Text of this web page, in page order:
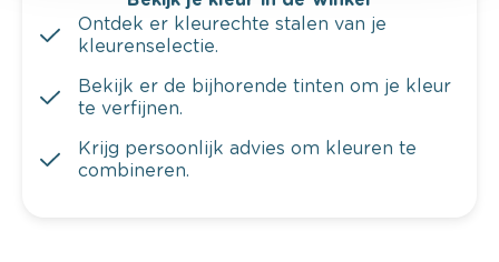
Ontdek er kleurechte stalen van je
kleurenselectie.
Bekijk er de bijhorende tinten om je kleur
te verfijnen.
Krijg persoonlijk advies om kleuren te
combineren.